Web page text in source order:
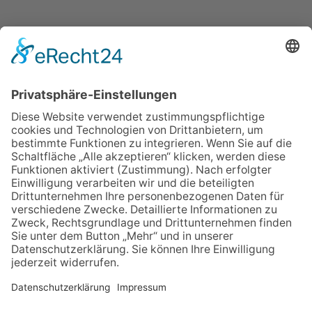
IMPRESSUM
VERBRAUCHERSTREITBEILEGUNGSGESETZ
HINWEISGEBERSCHUTZGESETZ LINKS/PARTNER
KONTAKT VORLESE-FUNKTION: READSPEAKER
GOOD NEWS | ELTERNBRIEFE
DATENSCHUTZ GGMBH DATENSCHUTZ E.V.
DATENVERARBEITUNG TAA | AFE